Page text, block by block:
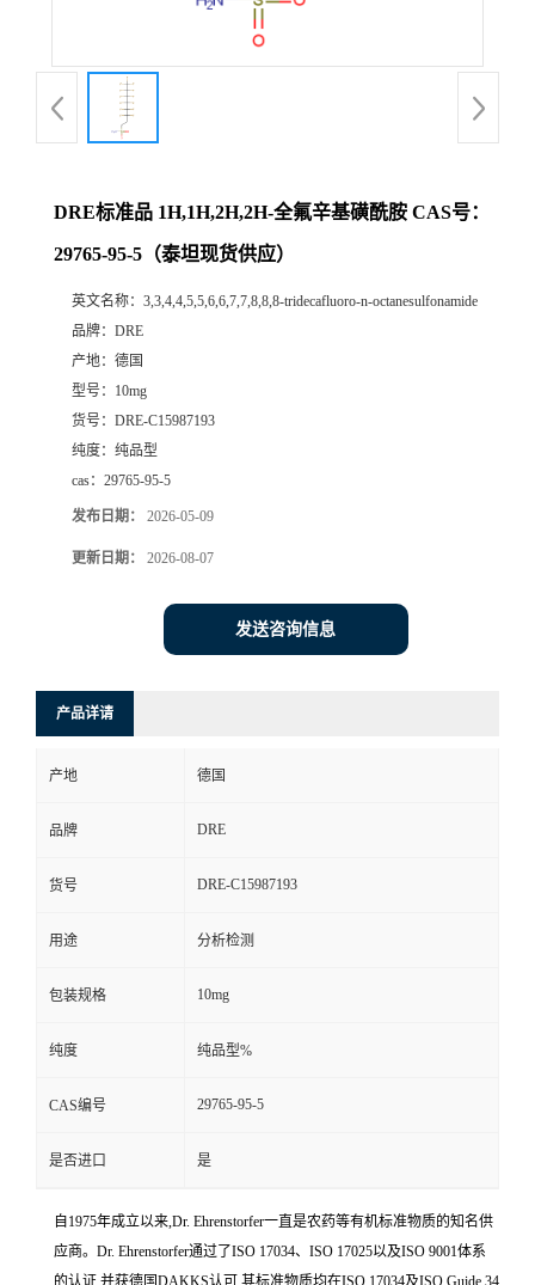
DRE标准品 1H,1H,2H,2H-全氟辛基磺酰胺 CAS号：
29765-95-5（泰坦现货供应）
英文名称： 3,3,4,4,5,5,6,6,7,7,8,8,8-tridecafluoro-n-octanesulfonamide
品牌： DRE
产地： 德国
型号： 10mg
货号： DRE-C15987193
纯度： 纯品型
cas： 29765-95-5
发布日期： 2026-05-09
更新日期： 2026-08-07
发送咨询信息
产品详请
产地 德国
品牌 DRE
货号 DRE-C15987193
用途 分析检测
包装规格 10mg
纯度 纯品型%
CAS编号 29765-95-5
是否进口 是
自1975年成立以来,Dr. Ehrenstorfer一直是农药等有机标准物质的知名供
应商。Dr. Ehrenstorfer通过了ISO 17034、ISO 17025以及ISO 9001体系
的认证,并获德国DAKKS认可,其标准物质均在ISO 17034及ISO Guide 34